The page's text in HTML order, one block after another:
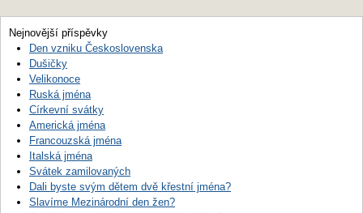
Nejnovější příspěvky
Den vzniku Československa
Dušičky
Velikonoce
Ruská jména
Církevní svátky
Americká jména
Francouzská jména
Italská jména
Svátek zamilovaných
Dali byste svým dětem dvě křestní jména?
Slavíme Mezinárodní den žen?